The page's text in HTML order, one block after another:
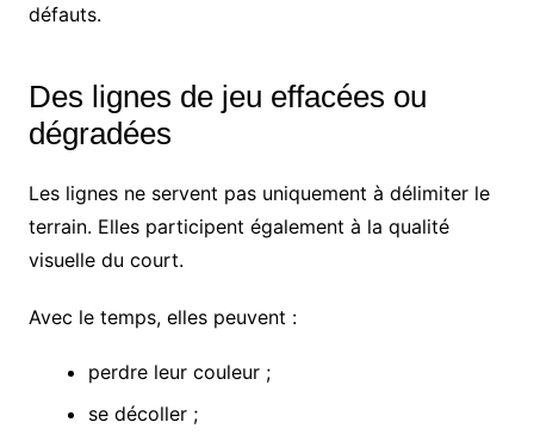
défauts.
Des lignes de jeu effacées ou
dégradées
Les lignes ne servent pas uniquement à délimiter le
terrain. Elles participent également à la qualité
visuelle du court.
Avec le temps, elles peuvent :
perdre leur couleur ;
se décoller ;